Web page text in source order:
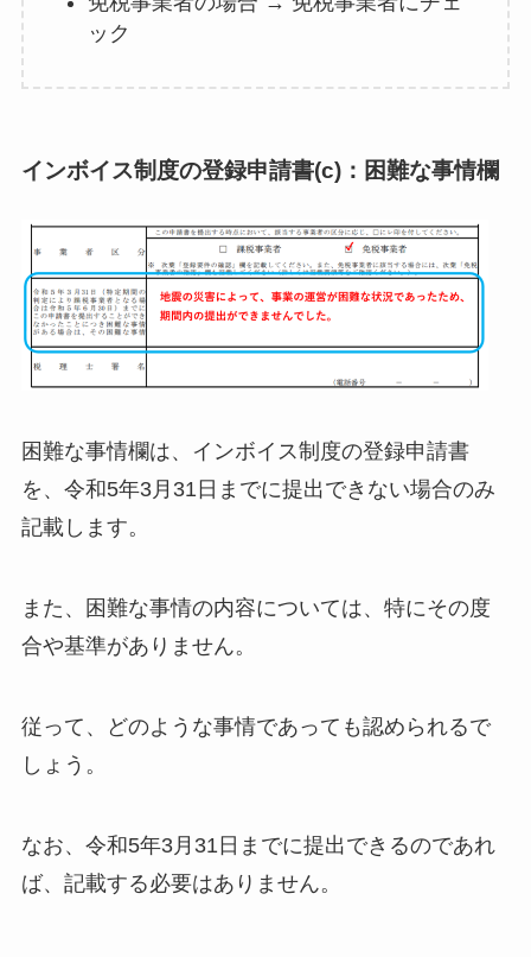
ック
インボイス制度の登録申請書(c)：困難な事情欄
困難な事情欄は、インボイス制度の登録申請書
を、令和5年3月31日までに提出できない場合のみ
記載します。
また、困難な事情の内容については、特にその度
合や基準がありません。
従って、どのような事情であっても認められるで
しょう。
なお、令和5年3月31日までに提出できるのであれ
ば、記載する必要はありません。